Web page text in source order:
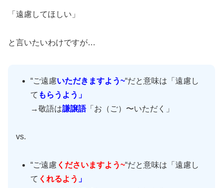
「遠慮してほしい」
と言いたいわけですが…
“ご遠慮いただきますよう~“だと意味は「遠慮し
て もらうよう」
→敬語は謙譲語「お（ご）〜いただく」
vs.
“ご遠慮 くださいますよう~“だと意味は「遠慮し
て くれるよう 」